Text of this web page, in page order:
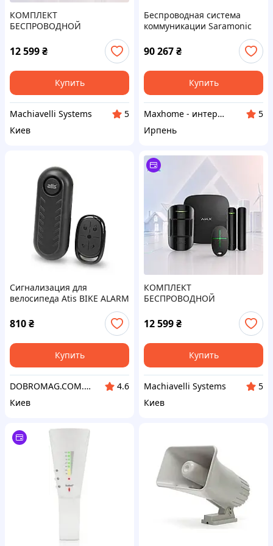
КОМПЛЕКТ
БЕСПРОВОДНОЙ
StarterKit 2 White с
поддержкой
фотоверификации, 2G +
Ethernet
12 599₴
Купить
Machiavelli Systems
5
Киев
Беспроводная система
коммуникации Saramonic
WiTalk9 WT8S для 8 человек
500м
90 267₴
Купить
Maxhome - интернет магазин
5
Ирпень
Сигнализация для
велосипеда Atis BIKE ALARM
810₴
Купить
DOBROMAG.COM.UA - ДОБРОМАГ
4.6
Киев
КОМПЛЕКТ
БЕСПРОВОДНОЙ
StarterKit 2 Black с
поддержкой
фотоверификации, 2G +
Ethernet
12 599₴
Купить
Machiavelli Systems
5
Киев